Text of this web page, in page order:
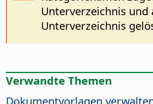
Unterverzeichnis und
Unterverzeichnis
Verwandte Themen
Dokumentvorlagen